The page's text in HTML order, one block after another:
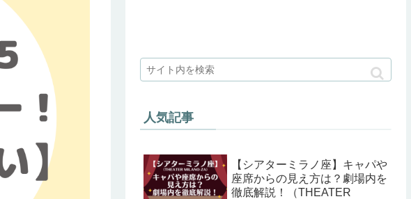
人気記事
【シアターミラノ座】キャパや
座席からの見え方は？劇場内を
徹底解説！（THEATER